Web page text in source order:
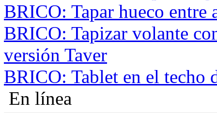
BRICO: Tapar hueco entre
BRICO: Tapizar volante
versión Taver
BRICO: Tablet en el techo
En línea